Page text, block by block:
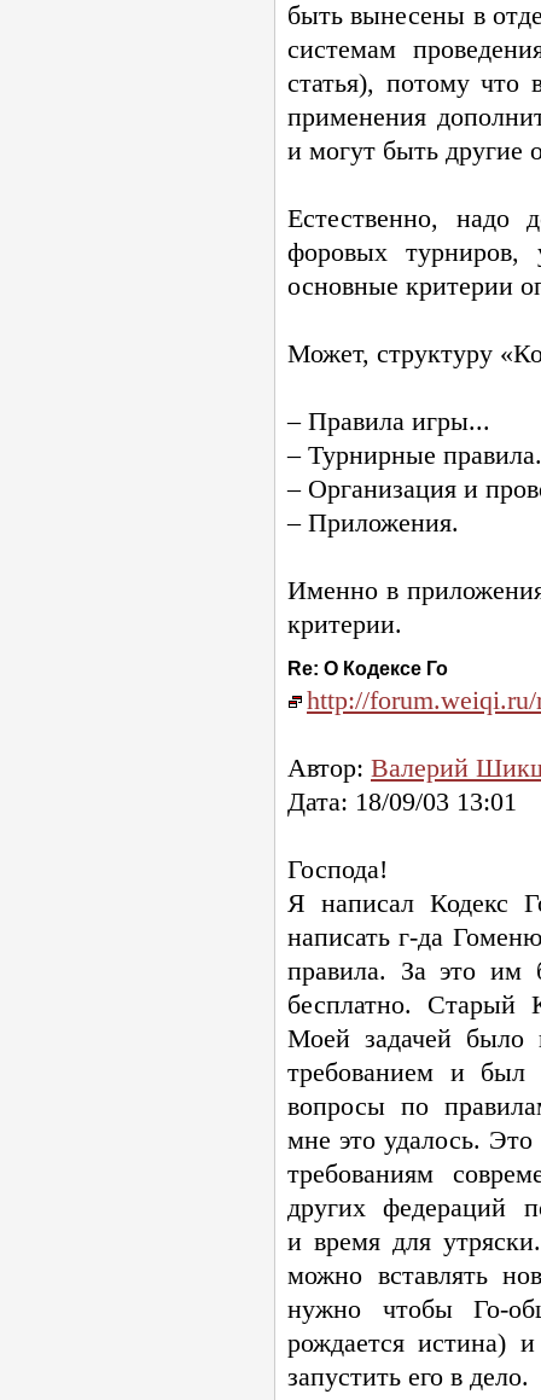
быть вынесены в
системам
статья), потому что
применения
и могут быть другие
Естественно, надо
форовых турниров,
основные критерии
Может, структуру
– Правила игры...
– Турнирные
– Организация и
– Приложения.
Именно в
критерии.
Re: О Кодексе Го
http://
Автор: Валерий
Дата: 18/09/03 13:01
Господа!
Я написал Кодекс
написатьг-да
правила. За это им
бесплатно. Старый
Моей задачей было
требованием и
вопросы по
мне это удалось.
требованиям
других федераций
и время для
можно вставлять
нужно чтобыГо-
рождается истина)
запустить его в дело.